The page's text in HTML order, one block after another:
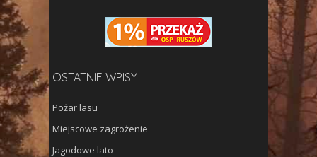
OSTATNIE WPISY
Pożar lasu
Miejscowe zagrożenie
Jagodowe lato